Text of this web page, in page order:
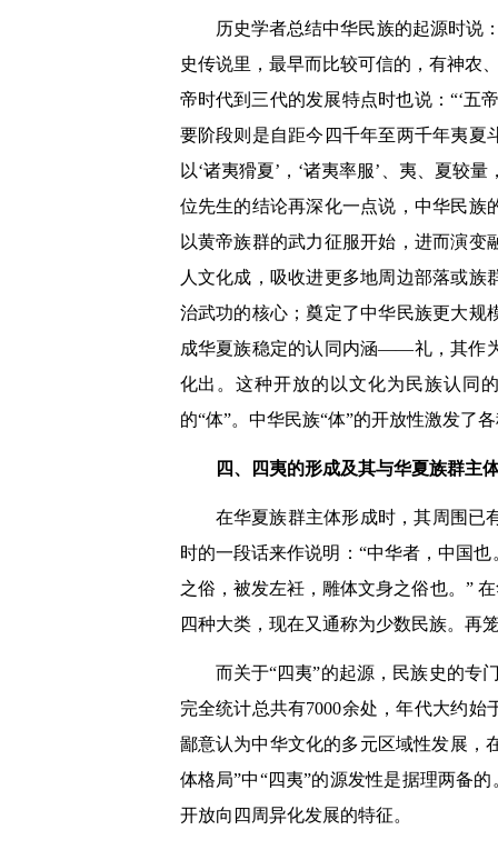
历史学者总结中华民族的起源时说
史传说里，最早而比较可信的，有神农
帝时代到三代的发展特点时也说： “‘五
要阶段则是自距今四千年至两千年夷夏
以‘诸夷猾夏’ ， ‘诸夷率服’ 、夷、夏较
位先生的结论再深化一点说，中华民族
以黄帝族群的武力征服开始，进而演
人文化成，吸收进更多地周边部落或
治武功的核心；奠定了中华民族更大规
成华夏族稳定的认同内涵――礼，其作
化出。这种开放的以文化为民族认同
的“体”。中华民族“体”的开放性激发了
四、四夷的形成及其与华夏族群主
在华夏族群主体形成时，其周围已
时的一段话来作说明：“中华者，中国
之俗，被发左衽，雕体文身之俗也。”
四种大类，现在又通称为少数民族。再
而关于“四夷”的起源，民族史的专
完全统计总共有7000余处，年代大约始
鄙意认为中华文化的多元区域性发展，
体格局”中“四夷”的源发性是据理两备
开放向四周异化发展的特征。